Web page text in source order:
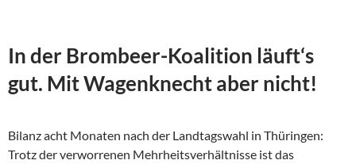
In der Brombeer-Koalition läuft‘s
gut. Mit Wagenknecht aber nicht!
Bilanz acht Monaten nach der Landtagswahl in Thüringen:
Trotz der verworrenen Mehrheitsverhältnisse ist das